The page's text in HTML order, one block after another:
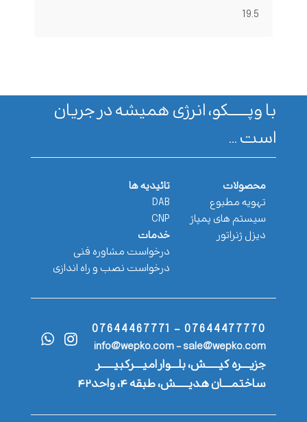
19.5
با وپـــــــکو، انرژی همیشه در جریان
است ...
محصولات
تهویه مطبوع
سیستم های پمپاژ
دیزل ژنراتور
تائیدیه ها
DAB
CNP
خدمات
درخواست مشاوره فنی
درخواست نصب و راه اندازی
07644477770 - 07644467771
info@wepko.com - sale@wepko.com
جزیــــره کیــــــش، بلـــوار امیــــرکبیــــــر
ساختمــــان هدیــــــش، طبقه ۴، واحد۴۲